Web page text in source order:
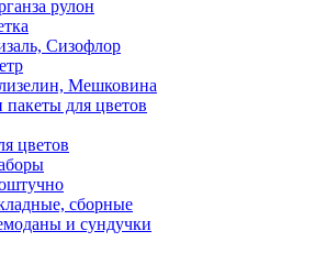
рулон
Сизофлор
Мешковина
для цветов
цветов
сборные
и сундучки